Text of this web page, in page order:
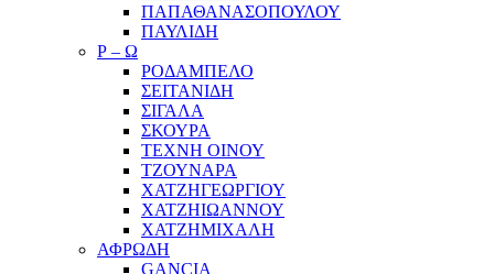
ΠΑΠΑΘΑΝΑΣΟΠΟΥΛΟΥ
ΠΑΥΛΙΔΗ
Ρ – Ω
ΡΟΔΑΜΠΕΛΟ
ΣΕΙΤΑΝΙΔΗ
ΣΙΓΑΛΑ
ΣΚΟΥΡΑ
ΤΕΧΝΗ ΟΙΝΟΥ
ΤΖΟΥΝΑΡΑ
ΧΑΤΖΗΓΕΩΡΓΙΟΥ
ΧΑΤΖΗΙΩΑΝΝΟΥ
ΧΑΤΖΗΜΙΧΑΛΗ
ΑΦΡΩΔΗ
GANCIA